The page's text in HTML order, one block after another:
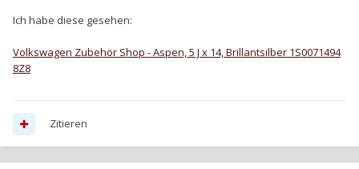
Ich habe diese gesehen:
Volkswagen Zubehör Shop - Aspen, 5 J x 14, Brillantsilber 1S0071494
8Z8
Zitieren